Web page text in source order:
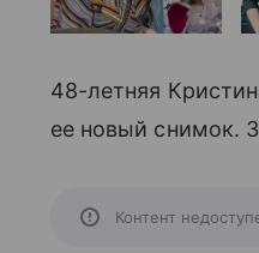
48-летняя
ее новый снимок.
Контент